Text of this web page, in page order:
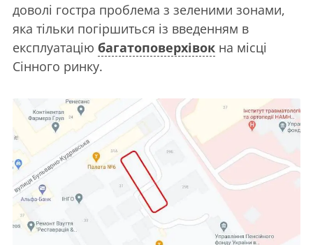
доволі гостра проблема з зеленими зонами,
яка тільки погіршиться із введенням в
експлуатацію багатоповерхівок на місці
Сінного ринку.